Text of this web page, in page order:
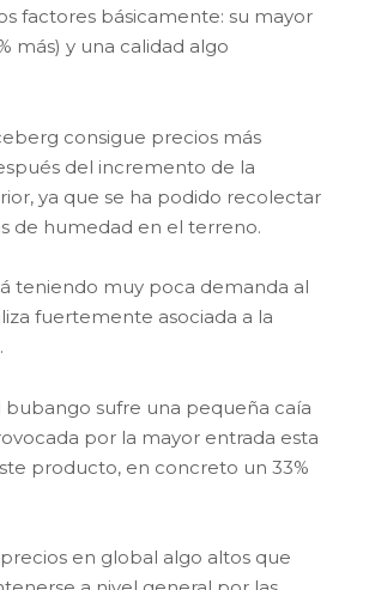
factores básicamente: su mayor
más) y una calidad algo
consigue precios más
del incremento de la
ya que se ha podido recolectar
de humedad en el terreno.
teniendo muy poca demanda al
fuertemente asociada a la
bubango sufre una pequeña caía
por la mayor entrada esta
producto, en concreto un 33%
en global algo altos que